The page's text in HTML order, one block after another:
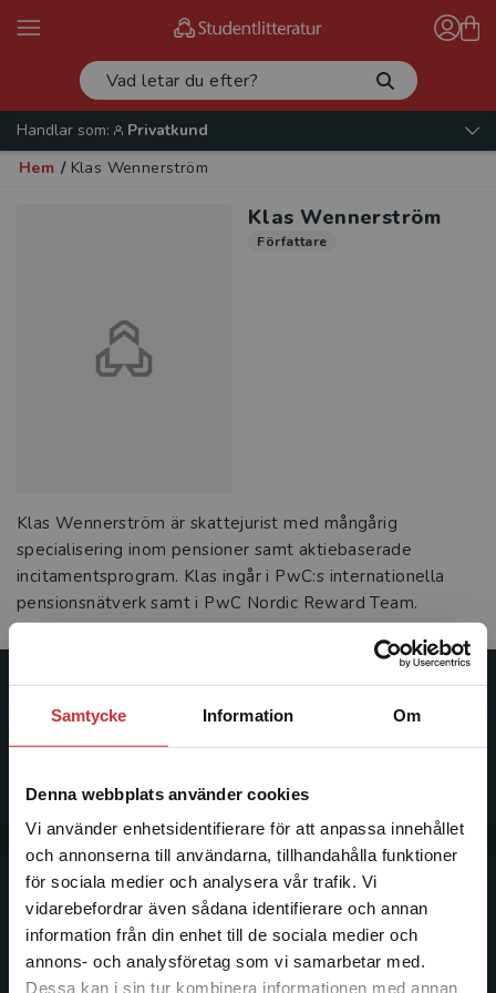
Samtycke Information Om
Denna webbplats använder cookies
Vi använder enhetsidentifierare för att anpassa innehållet
och annonserna till användarna, tillhandahålla funktioner
för sociala medier och analysera vår trafik. Vi
vidarebefordrar även sådana identifierare och annan
information från din enhet till de sociala medier och
annons- och analysföretag som vi samarbetar med.
Dessa kan i sin tur kombinera informationen med annan
Begränsad fraktregion
Handlar som:
Privatkund
Hem / Klas Wennerström
Klas Wennerström
Författare
Klas Wennerström är skattejurist med mångårig
specialisering inom pensioner samt aktiebaserade
incitamentsprogram. Klas ingår i PwC:s internationella
pensionsnätverk samt i PwC Nordic Reward Team.
Studentlitteratur
ledande utbildningsförlag. Med läromedel, kurslitteratur,
facklitteratur, utbildningar och digitala
informationstjänster i utbudet, finns Studentlitteratur med
längs hela kunskapsresan.
Kontakta oss
Kontakta oss